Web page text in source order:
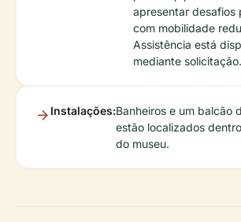
apresentar desafios
com mobilidade
Assistência está
mediante solicitação.
Instalações:Banheiros e um balcão
estão localizados
do museu.